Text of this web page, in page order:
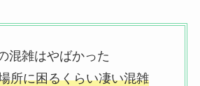
混雑はやばかった
所に困るくらい凄い混雑